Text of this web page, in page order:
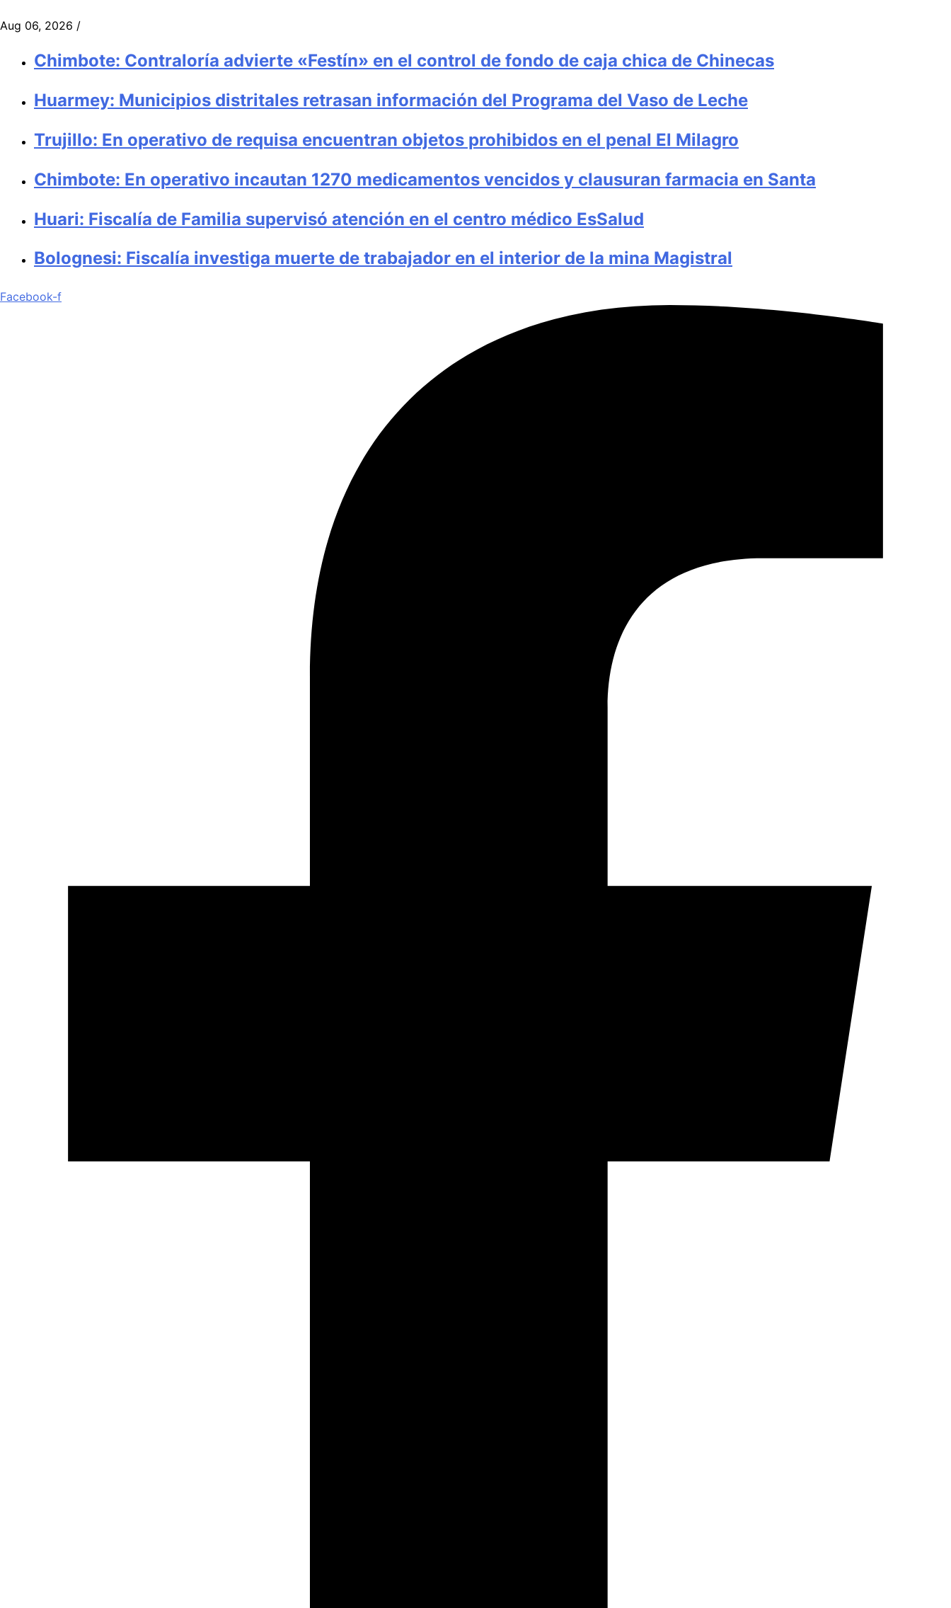
Aug 06, 2026 /
Chimbote: Contraloría advierte «Festín» en el control de fondo de caja chica de Chinecas
Huarmey: Municipios distritales retrasan información del Programa del Vaso de Leche
Trujillo: En operativo de requisa encuentran objetos prohibidos en el penal El Milagro
Chimbote: En operativo incautan 1270 medicamentos vencidos y clausuran farmacia en Santa
Huari: Fiscalía de Familia supervisó atención en el centro médico EsSalud
Bolognesi: Fiscalía investiga muerte de trabajador en el interior de la mina Magistral
Facebook-f